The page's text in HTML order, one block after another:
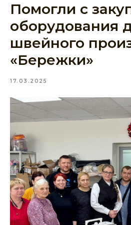
Помогли с
оборудования
швейного
«Бережки»
17.03.2025